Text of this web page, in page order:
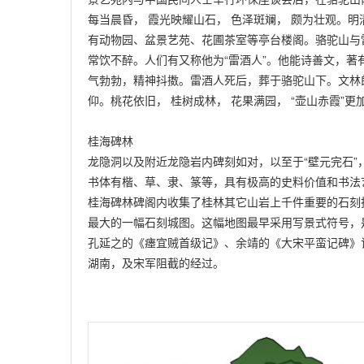
每当晨昏， 霞光映耀山石， 色泽斑斓， 颇为壮观。
有动物园、盆景艺苑、花圃茶室等亭台楼阁。骆驼山
常饮不醉。人们有又称他为“雷酒人”。他能诗善文，
气勃勃，精神抖擞。雷酒人死后，葬于骆驼山下。文
仰。桃花依旧， 桂树成林， 花果满园， “壶山赤霞”更
桂海碑林
龙隐洞以及附近龙隐岩内碑刻如对，以至于“壁元完石
书体有楷、草、隶、篆等，具有极高的史料价值和书
桂海碑林碑阁内收集了桂林其它山岩上千件重要的石
最大的一幅石刻城图。这幅地图最早采用写景式符号
孔延之的《瘗宜贼首级记》、余靖的《大宋平蛮记碑
湖南，及宋军阻截的经过。